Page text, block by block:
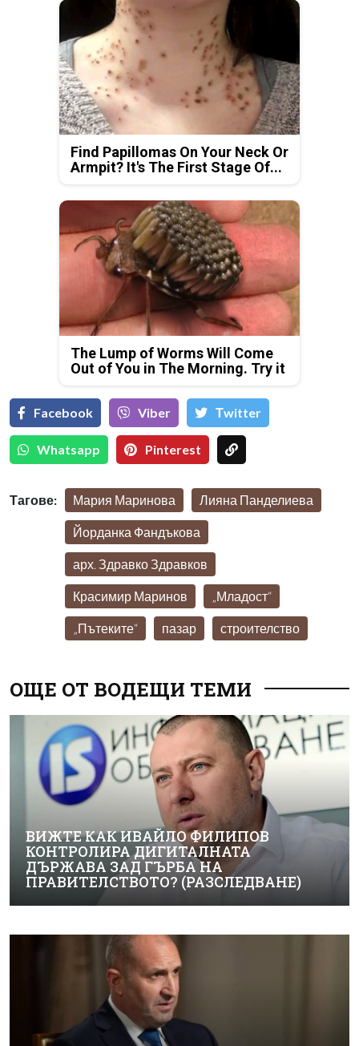
Find Papillomas On Your Neck Or
Armpit? It's The First Stage Of...
The Lump of Worms Will Come
Out of You in The Morning. Try it
Facebook Viber Тwitter
Whatsapp Pinterest
Тагове: Мария Маринова Лияна Панделиева
Йорданка Фандъкова
арх. Здравко Здравков
Красимир Маринов „Младост“
„Пътеките“ пазар строителство
ОЩЕ ОТ ВОДЕЩИ ТЕМИ
ВИЖТЕ КАК ИВАЙЛО ФИЛИПОВ
КОНТРОЛИРА ДИГИТАЛНАТА
ДЪРЖАВА ЗАД ГЪРБА НА
ПРАВИТЕЛСТВОТО? (РАЗСЛЕДВАНЕ)